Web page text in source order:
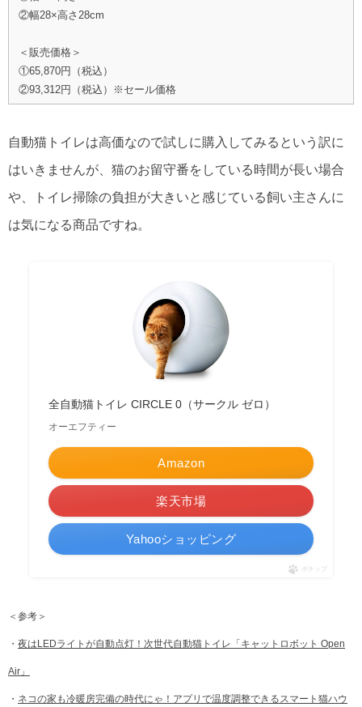
②幅28×高さ28cm
＜販売価格＞
①65,870円（税込）
②93,312円（税込）※セール価格
自動猫トイレは高価なので試しに購入してみるという訳に
はいきませんが、猫のお留守番をしている時間が長い場合
や、トイレ掃除の負担が大きいと感じている飼い主さんに
は気になる商品ですね。
全自動猫トイレ CIRCLE 0（サークル ゼロ）
オーエフティー
Amazon
楽天市場
Yahooショッピング
ポチップ
＜参考＞
・ 夜はLEDライトが自動点灯！次世代自動猫トイレ「キャットロボット Open
Air」
・ ネコの家も冷暖房完備の時代にゃ！アプリで温度調整できるスマート猫ハウ